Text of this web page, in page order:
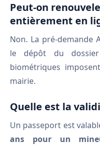
Peut-on
entièrement en
Non. La pré-demande
le dépôt du
biométriques
mairie.
Quelle est la
Un passeport est
ans pour un